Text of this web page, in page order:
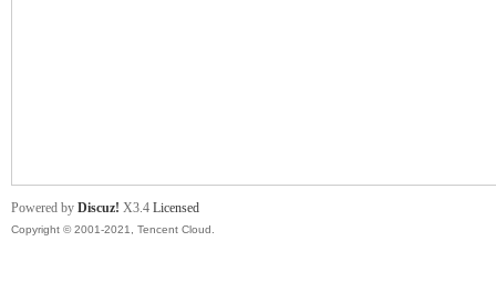
Powered by Discuz! X3.4 Licensed
Copyright © 2001-2021, Tencent Cloud.